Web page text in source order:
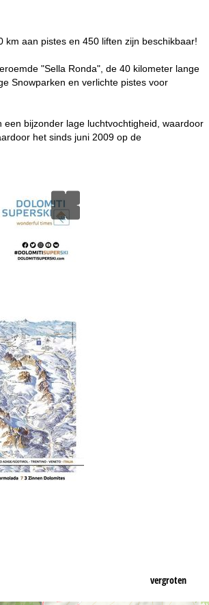
aan pistes en 450 liften zijn beschikbaar!
"Sella Ronda", de 40 kilometer lange
Snowparken en verlichte pistes voor
bijzonder lage luchtvochtigheid, waardoor
het sinds juni 2009 op de
vergroten